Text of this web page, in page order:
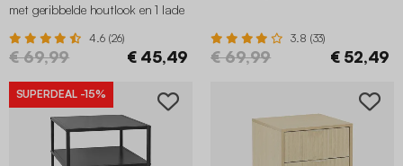
met geribbelde houtlook en 1 lade
4.6 (26)
€ 69,99 € 45,49
3.8 (33)
€ 69,99 € 52,49
SUPERDEAL -15%